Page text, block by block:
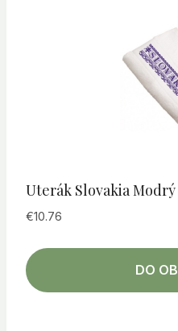
Uterák Slovakia Modrý
€10.76
DO